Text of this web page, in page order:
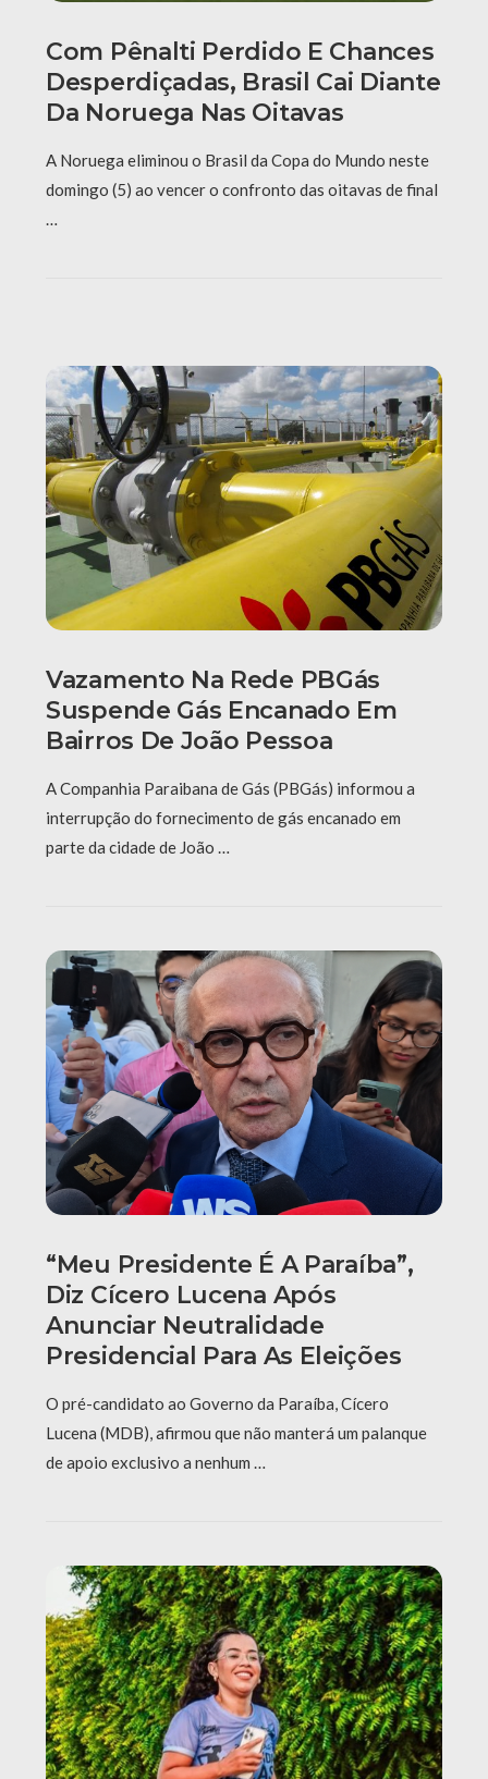
Com Pênalti Perdido E Chances
Desperdiçadas, Brasil Cai Diante
Da Noruega Nas Oitavas
A Noruega eliminou o Brasil da Copa do Mundo neste
domingo (5) ao vencer o confronto das oitavas de final
…
Vazamento Na Rede PBGás
Suspende Gás Encanado Em
Bairros De João Pessoa
A Companhia Paraibana de Gás (PBGás) informou a
interrupção do fornecimento de gás encanado em
parte da cidade de João …
“Meu Presidente É A Paraíba”,
Diz Cícero Lucena Após
Anunciar Neutralidade
Presidencial Para As Eleições
O pré-candidato ao Governo da Paraíba, Cícero
Lucena (MDB), afirmou que não manterá um palanque
de apoio exclusivo a nenhum …